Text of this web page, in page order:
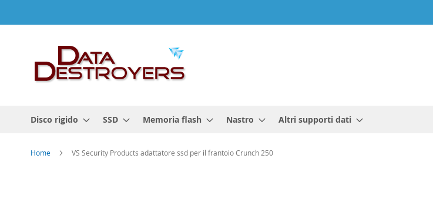
al
Disco rigido SSD Memoria flash Nastro Altri supporti dati
Home VS Security Products adattatore ssd per il frantoio Crunch 250